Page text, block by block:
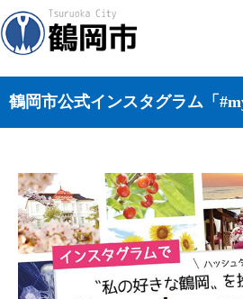
鶴岡市公式インスタグラム「